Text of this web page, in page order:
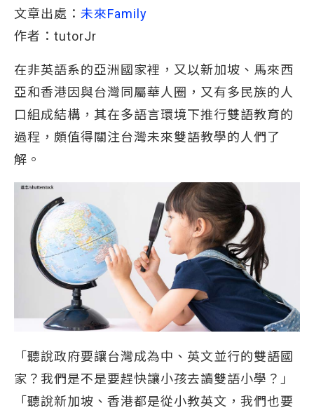
文章出處： 未來Family
作者：tutorJr
在非英語系的亞洲國家裡，又以新加坡、馬來西
亞和香港因與台灣同屬華人圈，又有多民族的人
口組成結構，其在多語言環境下推行雙語教育的
過程，頗值得關注台灣未來雙語教學的人們了
解。
「聽說政府要讓台灣成為中、英文並行的雙語國
家？我們是不是要趕快讓小孩去讀雙語小學？」
「聽說新加坡、香港都是從小教英文，我們也要